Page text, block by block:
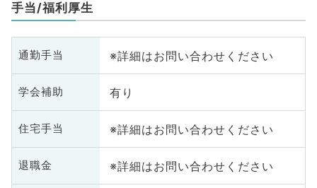
手当/福利厚生
通勤手当 ※詳細はお問い合わせください
学会補助 有り
住宅手当 ※詳細はお問い合わせください
退職金 ※詳細はお問い合わせください